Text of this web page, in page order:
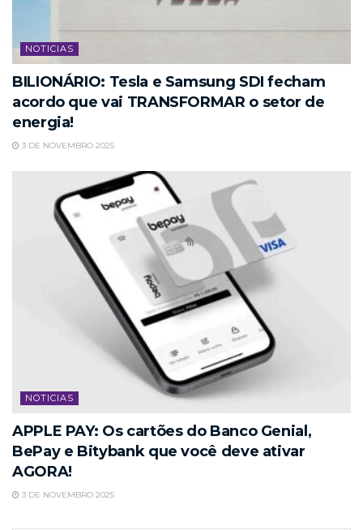
NOTICIAS
BILIONÁRIO: Tesla e Samsung SDI fecham
acordo que vai TRANSFORMAR o setor de
energia!
3 DE NOVEMBRO 2025
NOTICIAS
APPLE PAY: Os cartões do Banco Genial,
BePay e Bitybank que você deve ativar
AGORA!
3 DE NOVEMBRO 2025